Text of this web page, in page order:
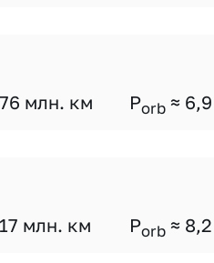
млн. км Porb ≈ 6,9
млн. км Porb ≈ 8,2